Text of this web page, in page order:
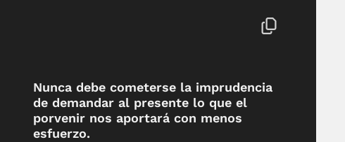
Nunca debe cometerse la imprudencia
de demandar al presente lo que el
porvenir nos aportará con menos
esfuerzo.